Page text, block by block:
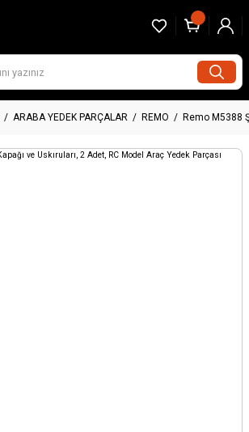
ARABA YEDEK PARÇALAR REMO Remo M5388